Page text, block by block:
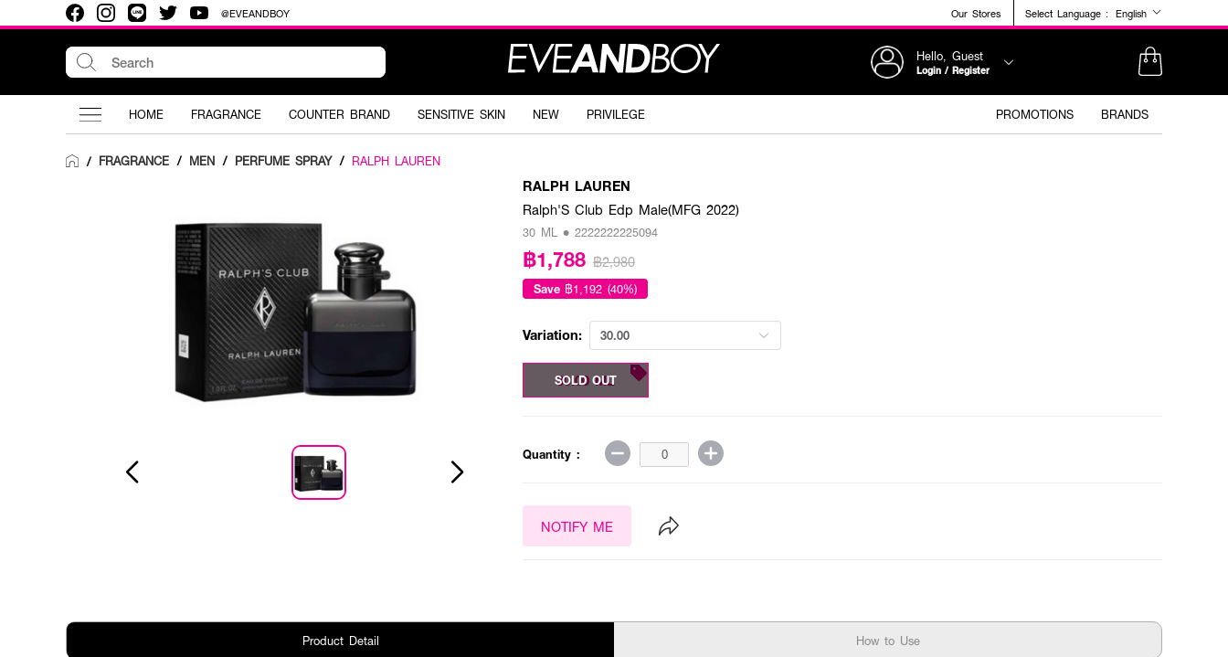
@EVEANDBOY Our Stores Select Language : English
Hello, Guest
Login / Register
HOME FRAGRANCE COUNTER BRAND SENSITIVE SKIN NEW PRIVILEGE PROMOTIONS BRANDS
/ FRAGRANCE / MEN / PERFUME SPRAY / RALPH LAUREN
RALPH LAUREN
Ralph'S Club Edp Male(MFG 2022)
30 ML • 2222222225094
฿1,788 ฿2,980
Save ฿1,192 (40%)
Variation: 30.00
30.00 ML
SOLD OUT
Quantity :
NOTIFY ME
Product Detail How to Use